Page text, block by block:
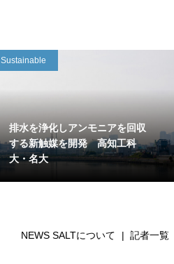
Sustainable
排水を浄化しアンモニアを回収
する新触媒を開発 高知工科
大・名大
NEWS SALTについて 記者一覧